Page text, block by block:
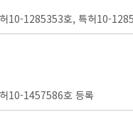
10-1285353호, 특허10-
10-1457586호 등록